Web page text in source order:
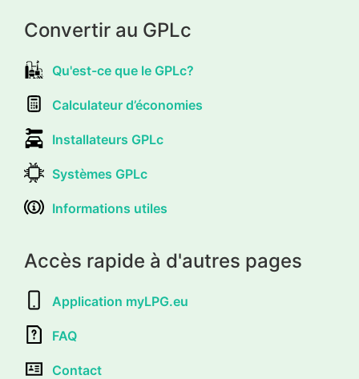
Convertir au GPLc
Qu'est-ce que le GPLc?
Calculateur d’économies
Installateurs GPLc
Systèmes GPLc
Informations utiles
Accès rapide à d'autres pages
Application myLPG.eu
FAQ
Contact